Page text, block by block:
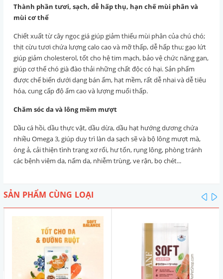
Thành phần tươi, sạch, dễ hấp thụ, hạn chế mùi phân và
mùi cơ thể
Chiết xuất từ cây ngọc giá giúp giảm thiểu mùi phân của chú chó;
thịt cừu tươi chứa lượng calo cao và mỡ thấp, dễ hấp thu; gạo lứt
giúp giảm cholesterol, tốt cho hệ tim mạch, bảo vệ chức năng gan,
giúp cơ thể chó già đào thải những chất độc có hại. Sản phẩm
được chế biến dưới dạng bán ẩm, hạt mềm, rất dễ nhai và dễ tiêu
hóa, cung cấp độ ẩm cao và lượng muối thấp.
Chăm sóc da và lông mềm mượt
Dầu cá hồi, dầu thực vật, dầu dừa, dầu hạt hướng dương chứa
nhiều Omega 3, giúp duy trì làn da sạch sẽ và bộ lông mượt mà,
óng ả, cải thiện tình trạng xơ rối, hư tổn, rụng lông, phòng tránh
các bệnh viêm da, nấm da, nhiễm trùng, ve rận, bọ chét...
SẢN PHẨM CÙNG LOẠI